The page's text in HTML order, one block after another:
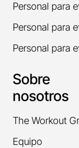
Personal para
Personal para
Personal para
Sobre
nosotros
The Workout
Equipo